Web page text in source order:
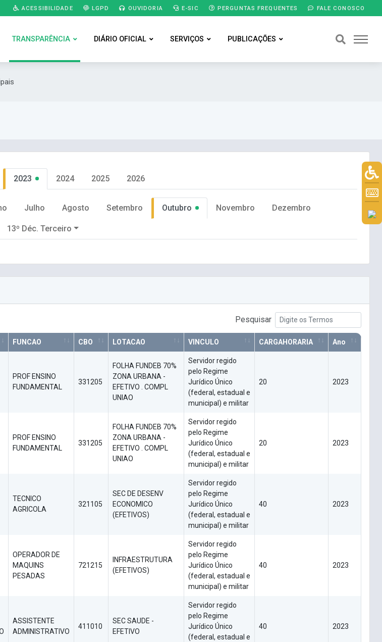
ACESSIBILIDADE LGPD OUVIDORIA E-SIC PERGUNTAS FREQUENTES FALE CONOSCO
TRANSPARÊNCIA DIÁRIO OFICIAL SERVIÇOS PUBLICAÇÕES
2023 2024 2025 2026
Julho Agosto Setembro Outubro Novembro Dezembro
13º Déc. Terceiro
Pesquisar
FUNCAO CBO LOTACAO VINCULO CARGAHORARIA Ano
PROF ENSINO
FUNDAMENTAL
331205
FOLHA FUNDEB 70%
ZONA URBANA -
EFETIVO . COMPL
UNIAO
Servidor regido
pelo Regime
Jurídico Único
(federal, estadual e
municipal) e militar
20 2023
PROF ENSINO
FUNDAMENTAL
331205
FOLHA FUNDEB 70%
ZONA URBANA -
EFETIVO . COMPL
UNIAO
Servidor regido
pelo Regime
Jurídico Único
(federal, estadual e
municipal) e militar
20 2023
TECNICO
AGRICOLA
321105
SEC DE DESENV
ECONOMICO
(EFETIVOS)
Servidor regido
pelo Regime
Jurídico Único
(federal, estadual e
municipal) e militar
40 2023
OPERADOR DE
MAQUINS
PESADAS
721215
INFRAESTRUTURA
(EFETIVOS)
Servidor regido
pelo Regime
Jurídico Único
(federal, estadual e
municipal) e militar
40 2023
ASSISTENTE
ADMINISTRATIVO
411010
SEC SAUDE -
EFETIVO
Servidor regido
pelo Regime
Jurídico Único
(federal, estadual e
40 2023